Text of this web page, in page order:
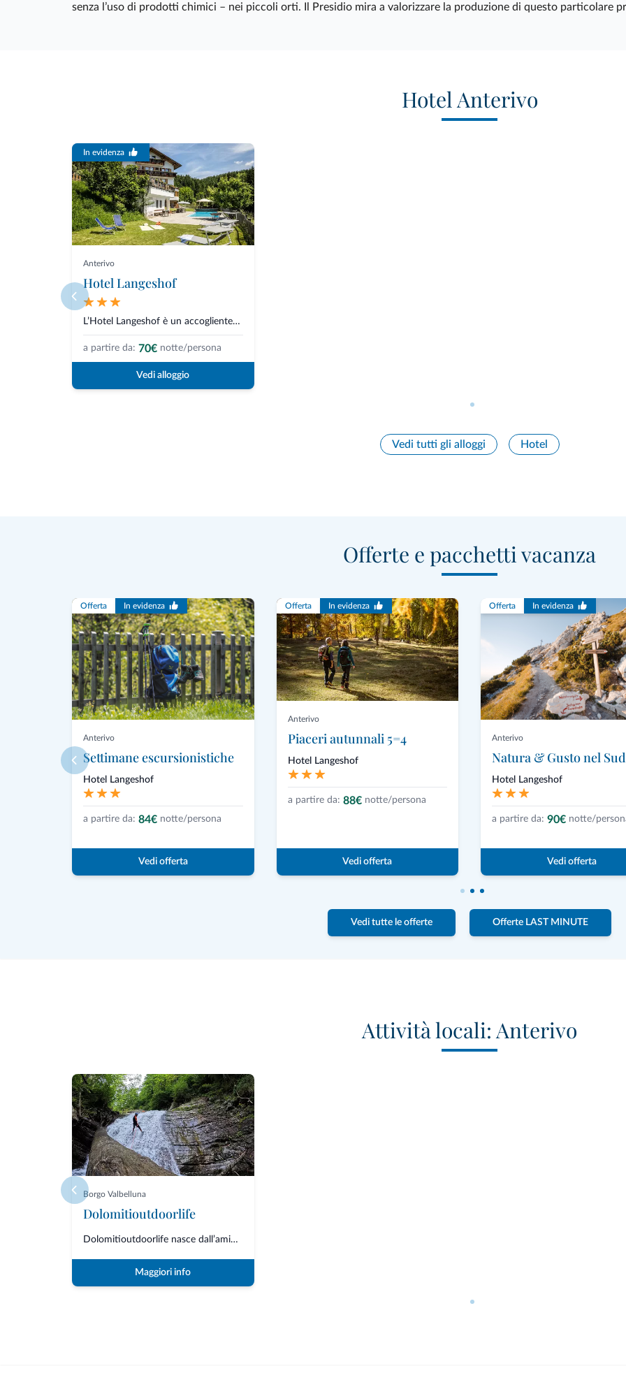
senza l’uso di prodotti chimici – nei piccoli orti. Il Presidio mira a valorizzare la produzione di questo particolare
Hotel Anterivo
In evidenza
Anterivo
Hotel Langeshof
L’Hotel Langeshof è un accogliente hotel ad Anterivo, in Alto Adige, situat...
a partire da: 70€ notte/persona
Vedi alloggio
Vedi tutti gli alloggi Hotel
Offerte e pacchetti vacanza
Offerta In evidenza
Anterivo
Settimane escursionistiche
Hotel Langeshof
a partire da: 84€ notte/persona
Vedi offerta
Offerta In evidenza
Anterivo
Piaceri autunnali 5=4
Hotel Langeshof
a partire da: 88€ notte/persona
Vedi offerta
Offerta In evidenza
Anterivo
Hotel Langeshof
a partire da: 90€ notte/
Vedi offerta
Vedi tutte le offerte Offerte LAST MINUTE
Attività locali: Anterivo
Borgo Valbelluna
Dolomitioutdoorlife
Dolomitioutdoorlife nasce dall’amicizia e dalla collaborazione di professio...
Maggiori info